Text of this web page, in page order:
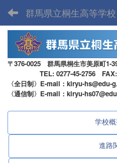
群馬県立桐生高等学校
〒376-0025 群馬県桐生市美原町1-
TEL: 0277-45-2756 FAX:
〈全日制〉E-mail：kiryu-hs@edu-
〈通信制〉E-mail：kiryu-
学校
進路